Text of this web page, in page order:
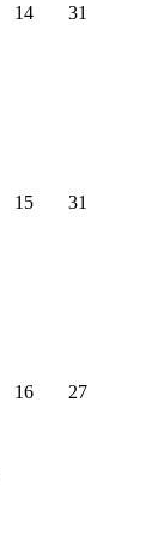
14 31
15 31
16 27